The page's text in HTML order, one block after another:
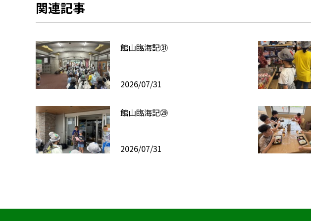
関連記事
館山臨海記㉛
2026/07/31
館山臨海記㉙
2026/07/31